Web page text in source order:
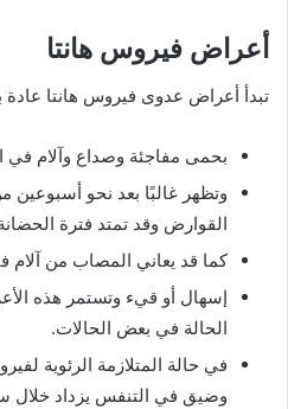
أعراض فيروس هانتا
تبدأ أعراض عدوى فيروس هانتا عادة
بحمى مفاجئة وصداع وآلام في
وتظهر غالبًا بعد نحو أسبوعين
القوارض وقد تمتد فترة
كما قد يعاني المصاب من آلام
إسهال أو قيء وتستمر هذه
الحالة في بعض الحالات.
في حالة المتلازمة الرئوية
وضيق في التنفس يزداد خلال